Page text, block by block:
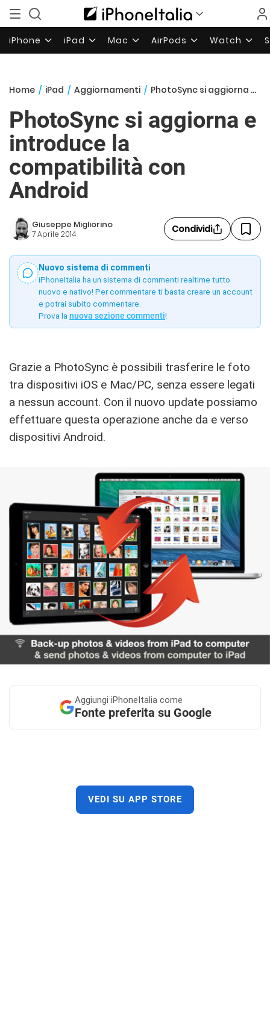
iPhone iPad Mac AirPods Watch
Home / iPad / Aggiornamenti / PhotoSync si aggiorna e introduce la compatibilità con Android
PhotoSync si aggiorna e
introduce la
compatibilità con
Android
Giuseppe Migliorino
7 Aprile 2014 Condividi
Nuovo sistema di commenti
iPhoneItalia ha un sistema di commenti realtime tutto
nuovo e nativo! Per commentare ti basta creare un account
e potrai subito commentare.
Prova la nuova sezione commenti!
Grazie a PhotoSync è possibili trasferire le foto
tra dispositivi iOS e Mac/PC, senza essere legati
a nessun account. Con il nuovo update possiamo
effettuare questa operazione anche da e verso
dispositivi Android.
Aggiungi iPhoneItalia come
Fonte preferita su Google
VEDI SU APP STORE